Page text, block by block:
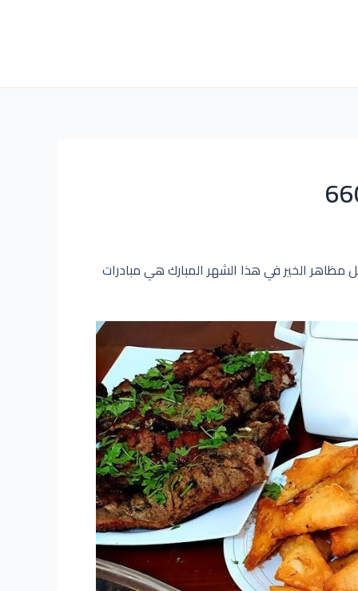
الخير في هذا الشهر المبارك هي مبادرات